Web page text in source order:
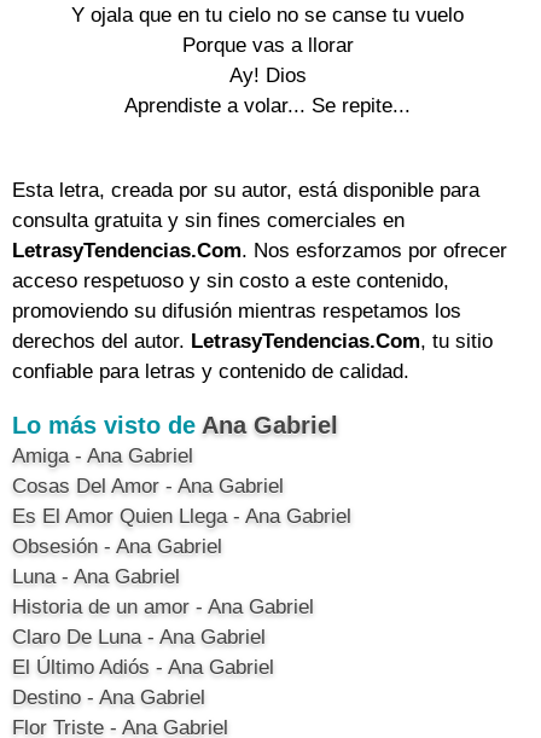
Y ojala que en tu cielo no se canse tu vuelo
Porque vas a llorar
Ay! Dios
Aprendiste a volar... Se repite...
Esta letra, creada por su autor, está disponible para
consulta gratuita y sin fines comerciales en
LetrasyTendencias.Com. Nos esforzamos por ofrecer
acceso respetuoso y sin costo a este contenido,
promoviendo su difusión mientras respetamos los
derechos del autor. LetrasyTendencias.Com, tu sitio
confiable para letras y contenido de calidad.
Lo más visto de Ana Gabriel
Amiga - Ana Gabriel
Cosas Del Amor - Ana Gabriel
Es El Amor Quien Llega - Ana Gabriel
Obsesión - Ana Gabriel
Luna - Ana Gabriel
Historia de un amor - Ana Gabriel
Claro De Luna - Ana Gabriel
El Último Adiós - Ana Gabriel
Destino - Ana Gabriel
Flor Triste - Ana Gabriel